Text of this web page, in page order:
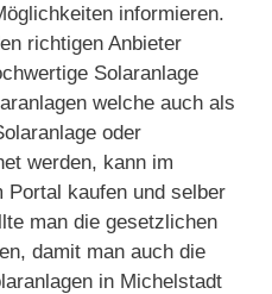
informieren.
richtigen Anbieter
Solaranlage
welche auch als
oder
werden, kann im
Portal kaufen und selber
man die gesetzlichen
damit man auch die
in Michelstadt